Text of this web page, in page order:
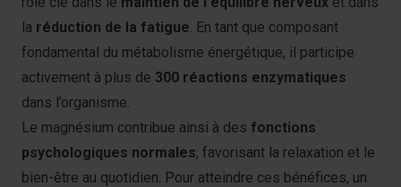
la réduction de la fatigue. En tant que composant
fondamental du métabolisme énergétique, il participe
activement à plus de 300 réactions enzymatiques
dans l’organisme.
Le magnésium contribue ainsi à des fonctions
psychologiques normales, favorisant la relaxation et le
bien-être au quotidien. Pour atteindre ces bénéfices, un